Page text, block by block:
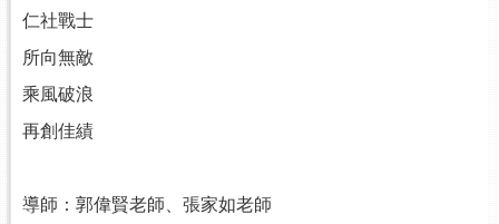
仁社戰士
所向無敵
乘風破浪
再創佳績
導師：郭偉賢老師、張家如老師